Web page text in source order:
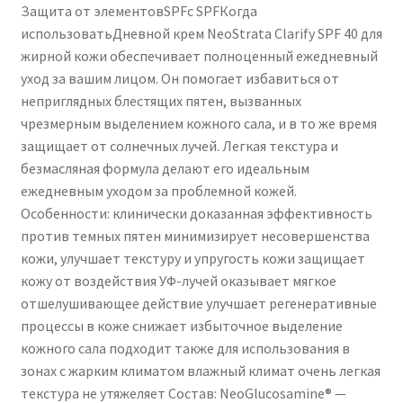
Защита от элементовSPFс SPFКогда
использоватьДневной крем NeoStrata Clarify SPF 40 для
жирной кожи обеспечивает полноценный ежедневный
уход за вашим лицом. Он помогает избавиться от
неприглядных блестящих пятен, вызванных
чрезмерным выделением кожного сала, и в то же время
защищает от солнечных лучей. Легкая текстура и
безмасляная формула делают его идеальным
ежедневным уходом за проблемной кожей.
Особенности: клинически доказанная эффективность
против темных пятен минимизирует несовершенства
кожи, улучшает текстуру и упругость кожи защищает
кожу от воздействия УФ-лучей оказывает мягкое
отшелушивающее действие улучшает регенеративные
процессы в коже снижает избыточное выделение
кожного сала подходит также для использования в
зонах с жарким климатом влажный климат очень легкая
текстура не утяжеляет Состав: NeoGlucosamine® —